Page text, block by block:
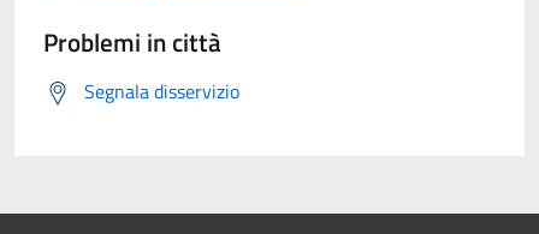
Problemi in città
Segnala disservizio